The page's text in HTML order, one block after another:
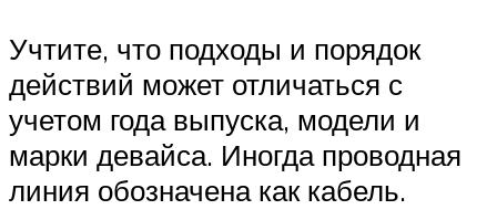
Учтите, что подходы и порядок
действий может отличаться с
учетом года выпуска, модели и
марки девайса. Иногда проводная
линия обозначена как кабель.